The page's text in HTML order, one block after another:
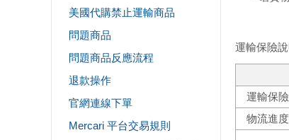
美國代購禁止運輸商品
問題商品
問題商品反應流程
退款操作
官網連線下單
Mercari 平台交易規則